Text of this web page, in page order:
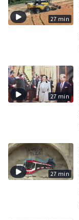
27 min
27 min
27 min